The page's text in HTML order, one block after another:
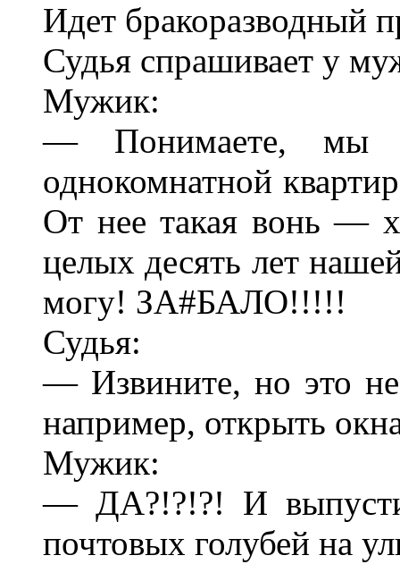
Идет бракоразводный
Судья спрашивает у
Мужик:
— Понимаете, мы
однокомнатной
От нее такая вонь —
целых десять лет
могу! ЗА#БАЛО!!!!!
Судья:
— Извините, но это
например, открыть
Мужик:
— ДА?!?!?! И
почтовых голубей на